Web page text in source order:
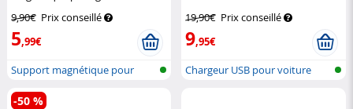
9,90€ Prix conseillé
5,99€
Support magnétique pour
téléphone p...
19,90€ Prix conseillé
9,95€
Chargeur USB pour voiture
-50 %